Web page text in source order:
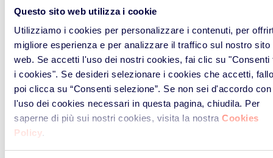
Questo sito web utilizza i cookie
Utilizziamo i cookies per personalizzare i contenuti, per
migliore esperienza e per analizzare il traffico sul nostro sito
web. Se accetti l'uso dei nostri cookies, fai clic su "Consenti
i cookies". Se desideri selezionare i cookies che accetti,
poi clicca su “Consenti selezione”. Se non sei d'accordo con
l'uso dei cookies necessari in questa pagina, chiudila. Per
saperne di più sui nostri cookies, visita la nostra Cookies
Policy.